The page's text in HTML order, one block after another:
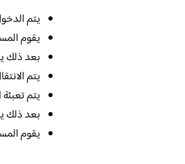
يتم
يقوم
بعد ذلك
يتم
يتم
بعد ذلك
يقوم